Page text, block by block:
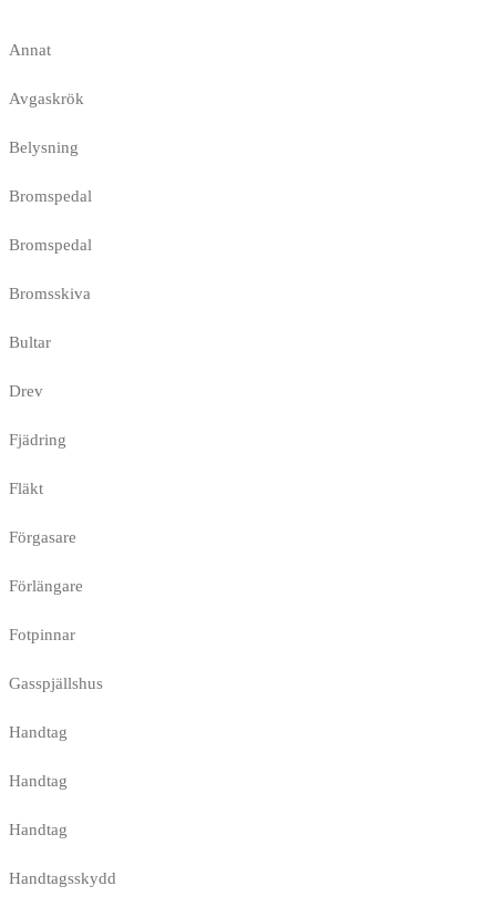
Annat
Avgaskrök
Belysning
Bromspedal
Bromspedal
Bromsskiva
Bultar
Drev
Fjädring
Fläkt
Förgasare
Förlängare
Fotpinnar
Gasspjällshus
Handtag
Handtag
Handtag
Handtagsskydd